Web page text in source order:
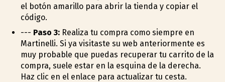
el botón amarillo para abrir la tienda y copiar el
código.
--- Paso 3:Realiza tu compra como siempre en
Martinelli. Si ya visitaste su web anteriormente es
muy probable que puedas recuperar tu carrito de la
compra, suele estar en la esquina de la derecha.
Haz clic en el enlace para actualizar tu cesta.